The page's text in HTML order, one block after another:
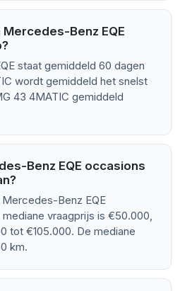
Benz EQE
staat gemiddeld 60 dagen
wordt gemiddeld het snelst
43 4MATIC gemiddeld
Benz EQE occasions
Mercedes-Benz EQE
vraagprijs is €50.000,
tot €105.000. De mediane
km.